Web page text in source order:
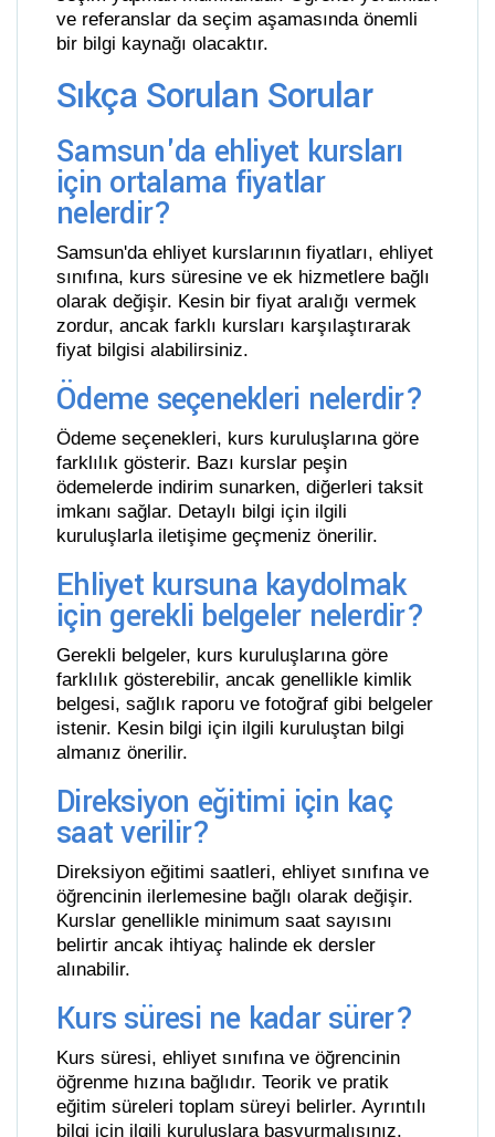
ve referanslar da seçim aşamasında önemli
bir bilgi kaynağı olacaktır.
Sıkça Sorulan Sorular
Samsun'da ehliyet kursları
için ortalama fiyatlar
nelerdir?
Samsun'da ehliyet kurslarının fiyatları, ehliyet
sınıfına, kurs süresine ve ek hizmetlere bağlı
olarak değişir. Kesin bir fiyat aralığı vermek
zordur, ancak farklı kursları karşılaştırarak
fiyat bilgisi alabilirsiniz.
Ödeme seçenekleri nelerdir?
Ödeme seçenekleri, kurs kuruluşlarına göre
farklılık gösterir. Bazı kurslar peşin
ödemelerde indirim sunarken, diğerleri taksit
imkanı sağlar. Detaylı bilgi için ilgili
kuruluşlarla iletişime geçmeniz önerilir.
Ehliyet kursuna kaydolmak
için gerekli belgeler nelerdir?
Gerekli belgeler, kurs kuruluşlarına göre
farklılık gösterebilir, ancak genellikle kimlik
belgesi, sağlık raporu ve fotoğraf gibi belgeler
istenir. Kesin bilgi için ilgili kuruluştan bilgi
almanız önerilir.
Direksiyon eğitimi için kaç
saat verilir?
Direksiyon eğitimi saatleri, ehliyet sınıfına ve
öğrencinin ilerlemesine bağlı olarak değişir.
Kurslar genellikle minimum saat sayısını
belirtir ancak ihtiyaç halinde ek dersler
alınabilir.
Kurs süresi ne kadar sürer?
Kurs süresi, ehliyet sınıfına ve öğrencinin
öğrenme hızına bağlıdır. Teorik ve pratik
eğitim süreleri toplam süreyi belirler. Ayrıntılı
bilgi için ilgili kuruluşlara başvurmalısınız.